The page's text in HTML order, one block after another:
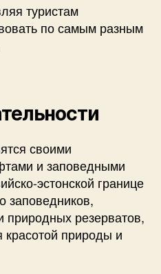
туристам
по самым разным
своими
и заповедными
эстонской границе
заповедников,
природных резерватов,
красотой природы и